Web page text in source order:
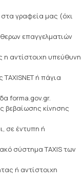
στα γραφεία μας (όχι
επαγγελματιών
η αντίστοιχη υπεύθυνη
ή πάγια
forma.gov.gr.
βεβαίωσης κίνησης
σε έντυπη ή
σύστημα TAXIS των
ή αντίστοιχη